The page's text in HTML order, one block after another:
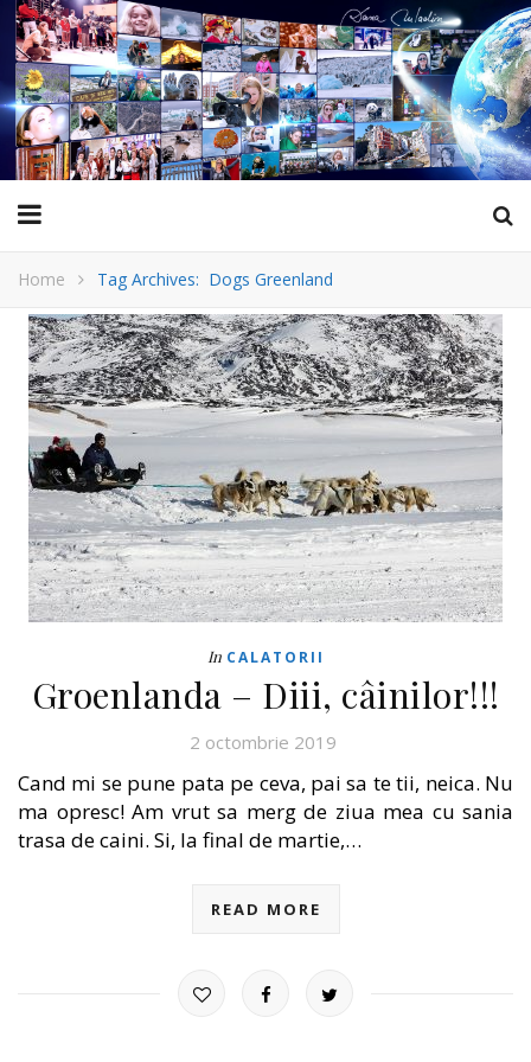
Home Tag Archives: Dogs Greenland
In CALATORII
Groenlanda – Diii, câinilor!!!
2 octombrie 2019
Cand mi se pune pata pe ceva, pai sa te tii, neica. Nu
ma opresc! Am vrut sa merg de ziua mea cu sania
trasa de caini. Si, la final de martie,…
READ MORE